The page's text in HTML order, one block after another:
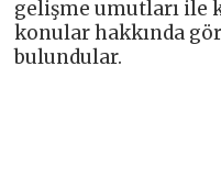
gelişme umutları ile
konular hakkında
bulundular.